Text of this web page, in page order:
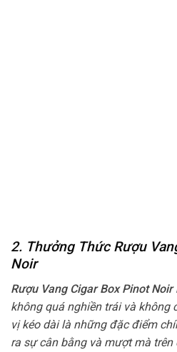
2. Thưởng Thức Rượu
Noir
Rượu Vang Cigar Box Pinot Noir
không quá nghiền trái và không
vị kéo dài là những đặc điểm
ra sự cân bằng và mượt mà